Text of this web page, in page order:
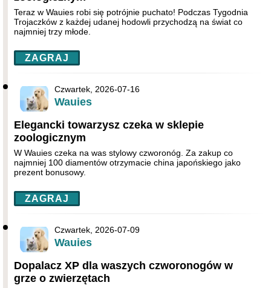
Teraz w Wauies robi się potrójnie puchato! Podczas Tygodnia
Trojaczków z każdej udanej hodowli przychodzą na świat co
najmniej trzy młode.
ZAGRAJ
Czwartek, 2026-07-16
Wauies
Elegancki towarzysz czeka w sklepie
zoologicznym
W Wauies czeka na was stylowy czworonóg. Za zakup co
najmniej 100 diamentów otrzymacie china japońskiego jako
prezent bonusowy.
ZAGRAJ
Czwartek, 2026-07-09
Wauies
Dopalacz XP dla waszych czworonogów w
grze o zwierzętach